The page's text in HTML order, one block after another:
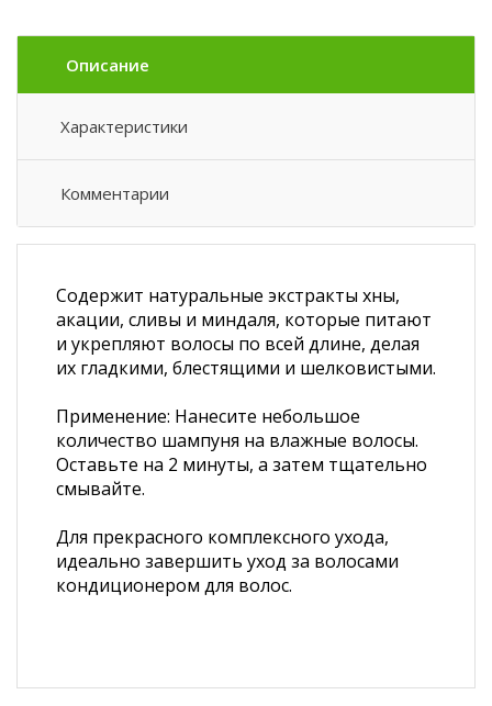
Описание
Характеристики
Комментарии
Содержит натуральные экстракты хны,
акации, сливы и миндаля, которые питают
и укрепляют волосы по всей длине, делая
их гладкими, блестящими и шелковистыми.
Применение: Нанесите небольшое
количество шампуня на влажные волосы.
Оставьте на 2 минуты, а затем тщательно
смывайте.
Для прекрасного комплексного ухода,
идеально завершить уход за волосами
кондиционером для волос.